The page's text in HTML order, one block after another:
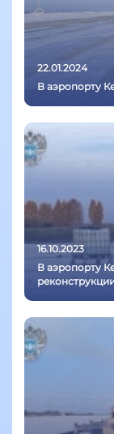
22.01.2024
В аэропорту
16.10.2023
В аэропорту